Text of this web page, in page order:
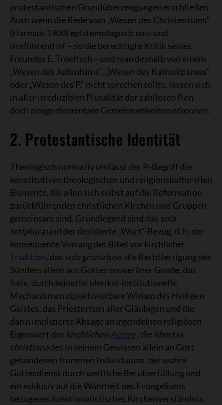
protestantischen Grundüberzeugungen erschließen.
Auch wenn die Rede vom „Wesen des Christentums“
(Harnack 1900) epistemologisch naiv und
irreführend ist – so die berechtigte Kritik seines
Freundes E. Troeltsch – und man deshalb von einem
„Wesen des Judentums“, „Wesen des Katholizismus“
oder „Wesen des P.“ nicht sprechen sollte, lassen sich
in aller irreduziblen Pluralität der zahllosen P.en
doch einige elementare Gemeinsamkeiten erkennen.
2. Protestantische Identität
Theologisch normativ umfasst der P.-Begriff die
konstitutiven theologischen und religionskulturellen
Elemente, die allen sich selbst auf die Reformation
zurückführenden christlichen Kirchen und Gruppen
gemeinsam sind. Grundlegend sind das sola
scripturaund der dezidierte „Wort“-Bezug, d. h. der
konsequente Vorrang der Bibel vor kirchlicher
Tradition, das sola gratia bzw. die Rechtfertigung des
Sünders allein aus Gottes souveräner Gnade, das
freie, durch keinerlei klerikal-institutionelle
Mechanismen objektivierbare Wirken des Heiligen
Geistes, das Priestertum aller Gläubigen und die
darin implizierte Absage an irgendeinen religiösen
Eigenwert des kirchlichenAmtes, die libertas
christianades in seinem Gewissen allein an Gott
gebundenen frommen Individuums, der wahre
Gottesdienst durch weltliche Berufserfüllung und
ein exklusiv auf die Wahrheit des Evangeliums
bezogenes funktionalistisches Kirchenverständnis,